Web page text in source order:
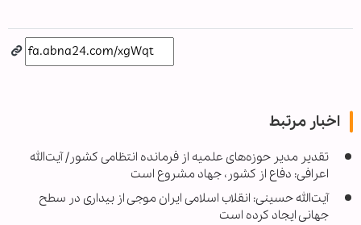
اخبار مرتبط
تقدیر مدیر حوزه‌های علمیه از فرمانده انتظامی کشور/ آیت‌الله
اعرافی: دفاع از کشور، جهاد مشروع است
آیت‌الله حسینی: انقلاب اسلامی ایران موجی از بیداری در سطح
جهانی ایجاد کرده است